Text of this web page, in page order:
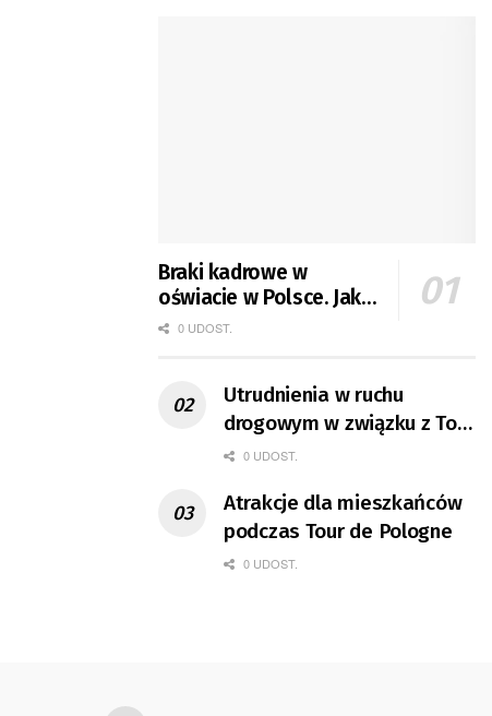
Braki kadrowe w
oświacie w Polsce. Jak
jest w Gorzowie?
0 UDOST.
Utrudnienia w ruchu
drogowym w związku z Tour
de Pologne
0 UDOST.
Atrakcje dla mieszkańców
podczas Tour de Pologne
0 UDOST.